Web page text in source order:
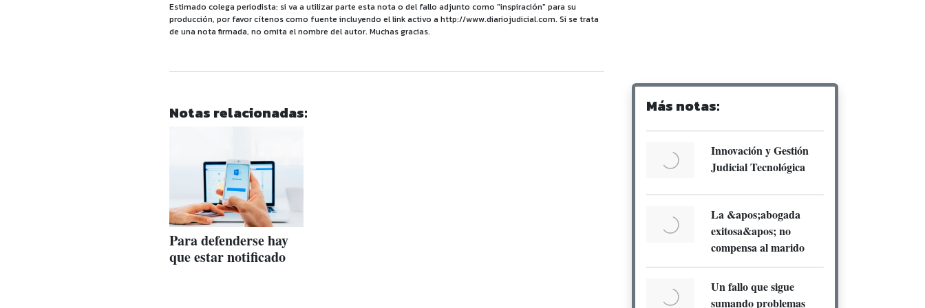
Estimado colega periodista: si va a utilizar parte esta nota o del fallo adjunto como "inspiración" para su
producción, por favor cítenos como fuente incluyendo el link activo a http://www.diariojudicial.com. Si se trata
de una nota firmada, no omita el nombre del autor. Muchas gracias.
Notas relacionadas:
Para defenderse hay
que estar notificado
Más notas:
Innovación y Gestión
Judicial Tecnológica
La &apos;abogada
exitosa&apos; no
compensa al marido
Un fallo que sigue
sumando problemas